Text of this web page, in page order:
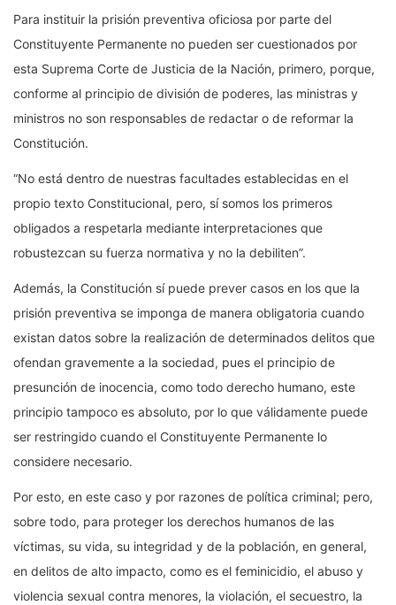
Para instituir la prisión preventiva oficiosa por parte del
Constituyente Permanente no pueden ser cuestionados por
esta Suprema Corte de Justicia de la Nación, primero, porque,
conforme al principio de división de poderes, las ministras y
ministros no son responsables de redactar o de reformar la
Constitución.
“No está dentro de nuestras facultades establecidas en el
propio texto Constitucional, pero, sí somos los primeros
obligados a respetarla mediante interpretaciones que
robustezcan su fuerza normativa y no la debiliten”.
Además, la Constitución sí puede prever casos en los que la
prisión preventiva se imponga de manera obligatoria cuando
existan datos sobre la realización de determinados delitos que
ofendan gravemente a la sociedad, pues el principio de
presunción de inocencia, como todo derecho humano, este
principio tampoco es absoluto, por lo que válidamente puede
ser restringido cuando el Constituyente Permanente lo
considere necesario.
Por esto, en este caso y por razones de política criminal; pero,
sobre todo, para proteger los derechos humanos de las
víctimas, su vida, su integridad y de la población, en general,
en delitos de alto impacto, como es el feminicidio, el abuso y
violencia sexual contra menores, la violación, el secuestro, la